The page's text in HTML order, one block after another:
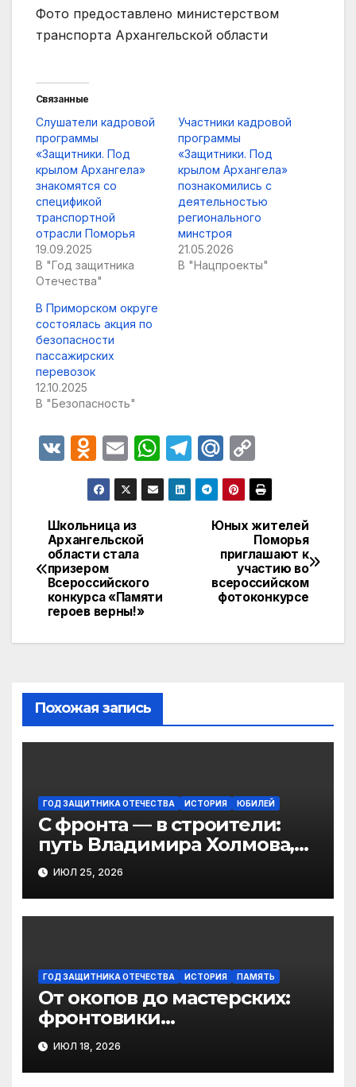
Фото предоставлено министерством
транспорта Архангельской области
Связанные
Слушатели кадровой
программы
«Защитники. Под
крылом Архангела»
знакомятся со
спецификой
транспортной
отрасли Поморья
19.09.2025
В "Год защитника
Отечества"
Участники кадровой
программы
«Защитники. Под
крылом Архангела»
познакомились с
деятельностью
регионального
минстроя
21.05.2026
В "Нацпроекты"
В Приморском округе
состоялась акция по
безопасности
пассажирских
перевозок
12.10.2025
В "Безопасность"
V
O
d
n
o
kl
a
s
s
ni
E
m
ail
W
h
at
p
T
el
e
gr
m
M
ail
.R
u
o
p
y
Li
n
k
Навигация
по
записям
Юных жителей
Поморья
приглашают к
участию во
всероссийском
фотоконкурсе
Школьница из
Архангельской
области стала
призером
Всероссийского
конкурса «Памяти
героев верны!»
Похожая запись
ГОД ЗАЩИТНИКА ОТЕЧЕСТВА ИСТОРИЯ ЮБИЛЕЙ
С фронта — в строители:
путь Владимира Холмова,
уроженца Виноградовского
округа
ИЮЛ 25, 2026
ГОД ЗАЩИТНИКА ОТЕЧЕСТВА ИСТОРИЯ ПАМЯТЬ
От окопов до мастерских:
фронтовики
Березниковского
техникума
ИЮЛ 18, 2026